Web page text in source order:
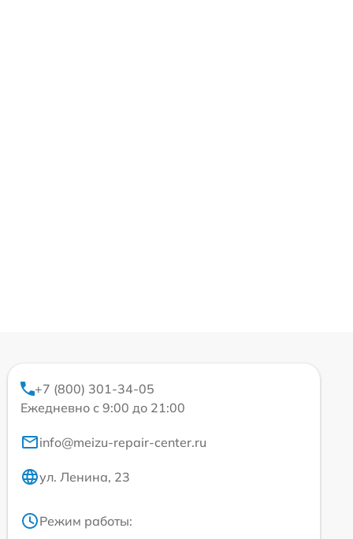
+7 (800) 301-34-05
Ежедневно с 9:00 до 21:00
info@meizu-repair-center.ru
ул. Ленина, 23
Режим работы: